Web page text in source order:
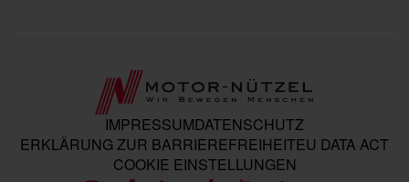
IMPRESSUMDATENSCHUTZ
ERKLÄRUNG ZUR BARRIEREFREIHEITEU DATA ACT
COOKIE EINSTELLUNGEN